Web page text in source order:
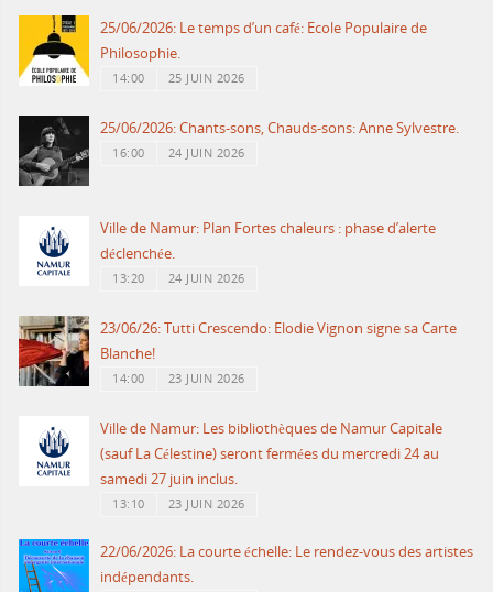
25/06/2026: Le temps d’un café: Ecole Populaire de
Philosophie.
14:00 25 JUIN 2026
25/06/2026: Chants-sons, Chauds-sons: Anne Sylvestre.
16:00 24 JUIN 2026
Ville de Namur: Plan Fortes chaleurs : phase d’alerte
déclenchée.
13:20 24 JUIN 2026
23/06/26: Tutti Crescendo: Elodie Vignon signe sa Carte
Blanche!
14:00 23 JUIN 2026
Ville de Namur: Les bibliothèques de Namur Capitale
(sauf La Célestine) seront fermées du mercredi 24 au
samedi 27 juin inclus.
13:10 23 JUIN 2026
22/06/2026: La courte échelle: Le rendez-vous des artistes
indépendants.